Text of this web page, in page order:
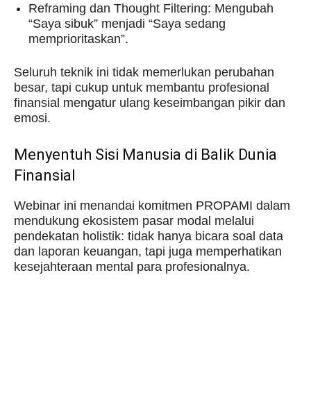
Reframing dan Thought Filtering: Mengubah
“Saya sibuk” menjadi “Saya sedang
memprioritaskan”.
Seluruh teknik ini tidak memerlukan perubahan
besar, tapi cukup untuk membantu profesional
finansial mengatur ulang keseimbangan pikir dan
emosi.
Menyentuh Sisi Manusia di Balik Dunia
Finansial
Webinar ini menandai komitmen PROPAMI dalam
mendukung ekosistem pasar modal melalui
pendekatan holistik: tidak hanya bicara soal data
dan laporan keuangan, tapi juga memperhatikan
kesejahteraan mental para profesionalnya.